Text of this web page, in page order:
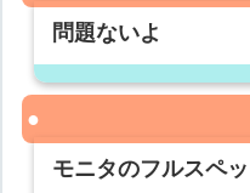
問題ないよ
モニタのフルスペ